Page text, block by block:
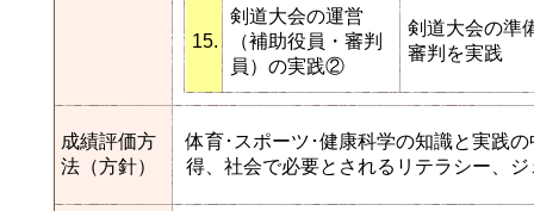
15.
剣道大会の運営
（補助役員・審判
員）の実践②
剣道大会の準
審判を実践
成績評価方
法（方針）
体育･スポーツ･健康科学の知識と実践
得、社会で必要とされるリテラシー、